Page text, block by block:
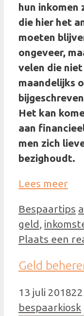
hun inkomen
die hier het
moeten
ongeveer,
velen die
maandelijks
Het kan
aan
men zich
bezighoudt.
Lees meer
Categorieën
Bespaartips
geld
Plaats een
Geld
13 juli 2018
bespaarkiosk